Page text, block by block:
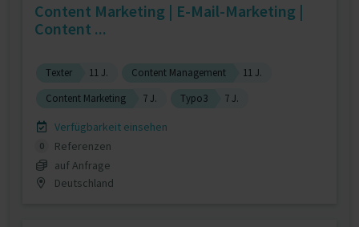
Content Marketing | E-Mail-Marketing |
Content ...
Texter 11 J. Content Management
11 J.
Content Marketing
7 J. Typo3 7 J.
Verfügbarkeit einsehen
0
Referenzen
auf Anfrage
Deutschland